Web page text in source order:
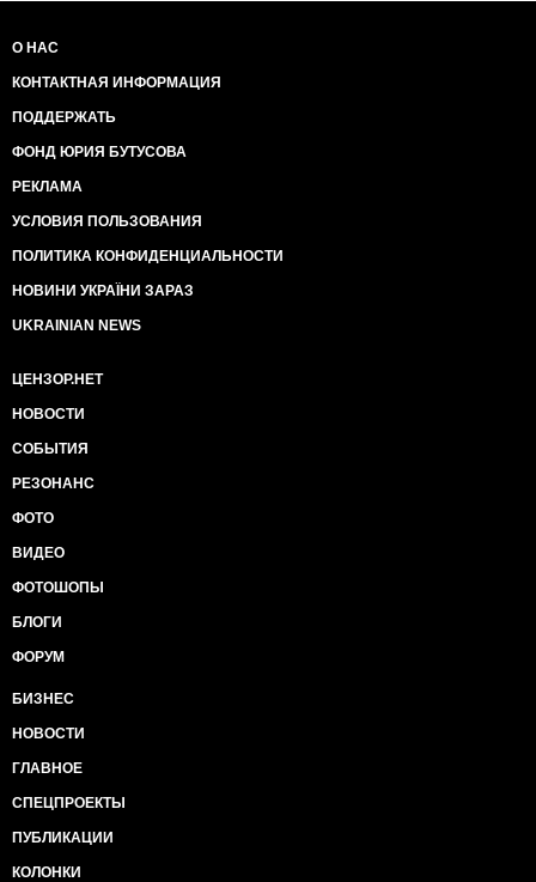
О НАС
КОНТАКТНАЯ ИНФОРМАЦИЯ
ПОДДЕРЖАТЬ
ФОНД ЮРИЯ БУТУСОВА
РЕКЛАМА
УСЛОВИЯ ПОЛЬЗОВАНИЯ
ПОЛИТИКА КОНФИДЕНЦИАЛЬНОСТИ
НОВИНИ УКРАЇНИ ЗАРАЗ
UKRAINIAN NEWS
ЦЕНЗОР.НЕТ
НОВОСТИ
СОБЫТИЯ
РЕЗОНАНС
ФОТО
ВИДЕО
ФОТОШОПЫ
БЛОГИ
ФОРУМ
БИЗНЕС
НОВОСТИ
ГЛАВНОЕ
СПЕЦПРОЕКТЫ
ПУБЛИКАЦИИ
КОЛОНКИ